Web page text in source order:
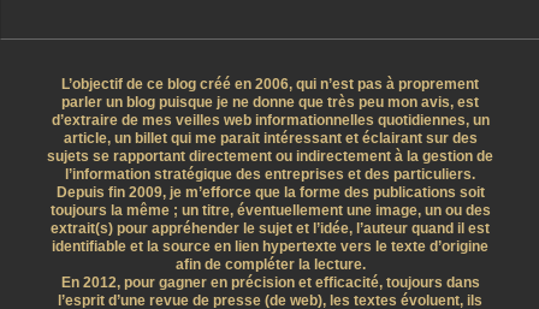
L’objectif de ce blog créé en 2006, qui n’est pas à proprement
parler un blog puisque je ne donne que très peu mon avis, est
d’extraire de mes veilles web informationnelles quotidiennes, un
article, un billet qui me parait intéressant et éclairant sur des
sujets se rapportant directement ou indirectement à la gestion de
l’information stratégique des entreprises et des particuliers.
Depuis fin 2009, je m’efforce que la forme des publications soit
toujours la même ; un titre, éventuellement une image, un ou des
extrait(s) pour appréhender le sujet et l’idée, l’auteur quand il est
identifiable et la source en lien hypertexte vers le texte d’origine
afin de compléter la lecture.
En 2012, pour gagner en précision et efficacité, toujours dans
l’esprit d’une revue de presse (de web), les textes évoluent, ils